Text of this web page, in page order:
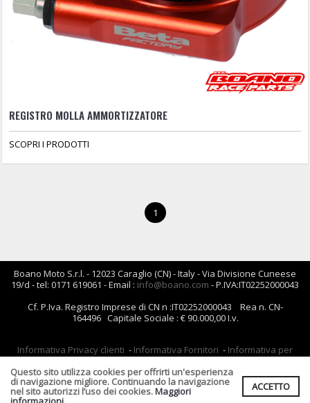
REGISTRO MOLLA AMMORTIZZATORE
SCOPRI I PRODOTTI
1
Boano Moto S.r.l. - 12023 Caraglio (CN) - Italy - Via Divisione Cuneese
19/d - tel: 0171 619061 - Email : info@boano.com - P.IVA:IT02252000043
Cf. P.Iva. Registro Imprese di CN n :IT02252000043 Rea n. CN-
164496 Capitale Sociale : € 90.000,00 I.v.
Informativa Privacy clienti - Informativa Fornitori - Informativa per
coloro che inviano i curriculum-Informativa cookies
Condizioni di Vendita
Questo sito utilizza cookies per offrirti un'esperienza
di navigazione migliore. Continuando la navigazione
nel sito autorizzi l’uso dei cookies.Maggiori ACCETTO